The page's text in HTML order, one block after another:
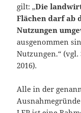
gilt: „Die
Flächen darf ab
Nutzungen
ausgenommen
Nutzungen.“ (vgl.
2016).
Alle in der